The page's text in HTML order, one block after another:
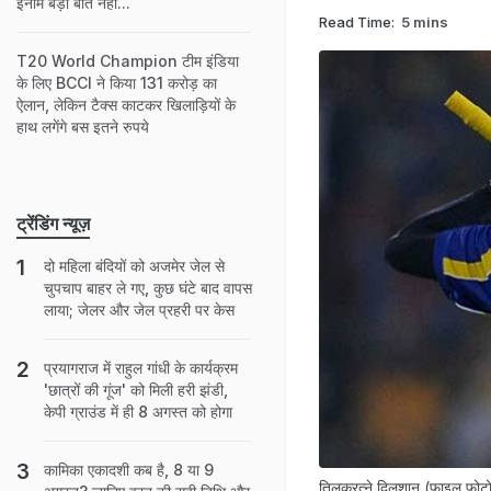
Read Time: 5 mins
तिलकरत्ने दिलशान (फाइल
T20 World Champion टीम इंडिया
के लिए BCCI ने किया 131 करोड़ का
ऐलान, लेकिन टैक्‍स काटकर खिलाड़ियों के
हाथ लगेंगे बस इतने रुपये
ट्रेंडिंग न्यूज़
दो मह‍िला बंद‍ियों को अजमेर जेल से
चुपचाप बाहर ले गए, कुछ घंटे बाद वापस
लाया; जेलर और जेल प्रहरी पर केस
प्रयागराज में राहुल गांधी के कार्यक्रम
'छात्रों की गूंज' को मिली हरी झंडी,
केपी ग्राउंड में ही 8 अगस्त को होगा
कामिका एकादशी कब है, 8 या 9